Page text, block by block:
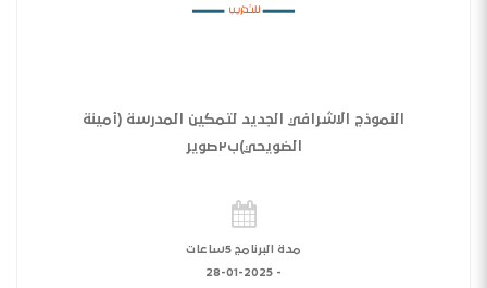
النموذج الاشرافي الجديد لتمكين المدرسة (أمينة
الضويحي)ب٢صوير
مدة البرنامج 5ساعات
-
28-01-2025